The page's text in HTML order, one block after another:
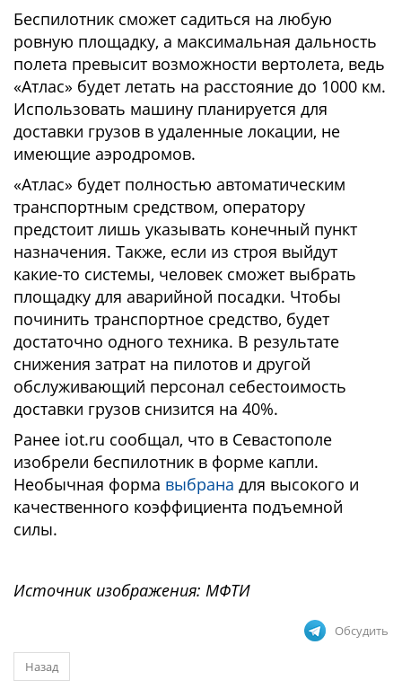
Беспилотник сможет садиться на любую
ровную площадку, а максимальная дальность
полета превысит возможности вертолета, ведь
«Атлас» будет летать на расстояние до 1000 км.
Использовать машину планируется для
доставки грузов в удаленные локации, не
имеющие аэродромов.
«Атлас» будет полностью автоматическим
транспортным средством, оператору
предстоит лишь указывать конечный пункт
назначения. Также, если из строя выйдут
какие-то системы, человек сможет выбрать
площадку для аварийной посадки. Чтобы
починить транспортное средство, будет
достаточно одного техника. В результате
снижения затрат на пилотов и другой
обслуживающий персонал себестоимость
доставки грузов снизится на 40%.
Ранее iot.ru сообщал, что в Севастополе
изобрели беспилотник в форме капли.
Необычная форма выбрана для высокого и
качественного коэффициента подъемной
силы.
Источник изображения: МФТИ
Обсудить
Назад